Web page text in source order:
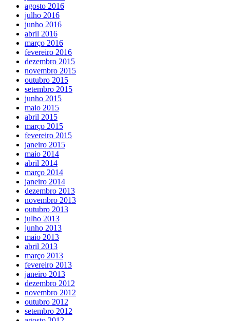
agosto 2016
julho 2016
junho 2016
abril 2016
março 2016
fevereiro 2016
dezembro 2015
novembro 2015
outubro 2015
setembro 2015
junho 2015
maio 2015
abril 2015
março 2015
fevereiro 2015
janeiro 2015
maio 2014
abril 2014
março 2014
janeiro 2014
dezembro 2013
novembro 2013
outubro 2013
julho 2013
junho 2013
maio 2013
abril 2013
março 2013
fevereiro 2013
janeiro 2013
dezembro 2012
novembro 2012
outubro 2012
setembro 2012